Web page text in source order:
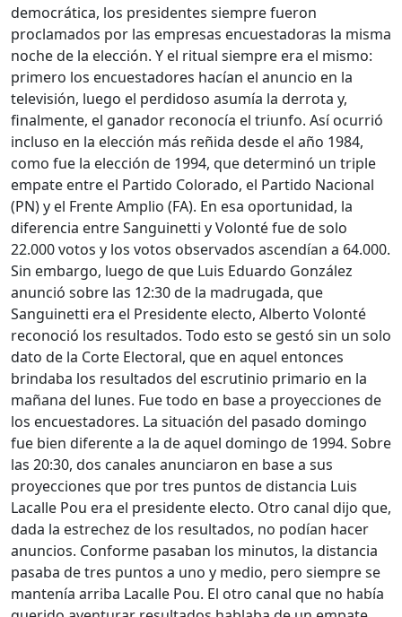
democrática, los presidentes siempre fueron
proclamados por las empresas encuestadoras la misma
noche de la elección. Y el ritual siempre era el mismo:
primero los encuestadores hacían el anuncio en la
televisión, luego el perdidoso asumía la derrota y,
finalmente, el ganador reconocía el triunfo. Así ocurrió
incluso en la elección más reñida desde el año 1984,
como fue la elección de 1994, que determinó un triple
empate entre el Partido Colorado, el Partido Nacional
(PN) y el Frente Amplio (FA). En esa oportunidad, la
diferencia entre Sanguinetti y Volonté fue de solo
22.000 votos y los votos observados ascendían a 64.000.
Sin embargo, luego de que Luis Eduardo González
anunció sobre las 12:30 de la madrugada, que
Sanguinetti era el Presidente electo, Alberto Volonté
reconoció los resultados. Todo esto se gestó sin un solo
dato de la Corte Electoral, que en aquel entonces
brindaba los resultados del escrutinio primario en la
mañana del lunes. Fue todo en base a proyecciones de
los encuestadores. La situación del pasado domingo
fue bien diferente a la de aquel domingo de 1994. Sobre
las 20:30, dos canales anunciaron en base a sus
proyecciones que por tres puntos de distancia Luis
Lacalle Pou era el presidente electo. Otro canal dijo que,
dada la estrechez de los resultados, no podían hacer
anuncios. Conforme pasaban los minutos, la distancia
pasaba de tres puntos a uno y medio, pero siempre se
mantenía arriba Lacalle Pou. El otro canal que no había